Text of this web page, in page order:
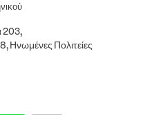
203,
Ηνωμένες Πολιτείες